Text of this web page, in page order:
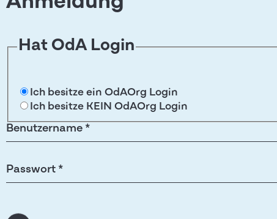
Hat OdA Login
Ich besitze ein OdAOrg Login
Ich besitze KEIN OdAOrg Login
Benutzername *
Passwort *